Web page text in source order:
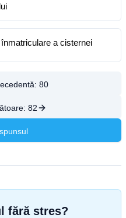
a cisternei
80
82
fără stres?